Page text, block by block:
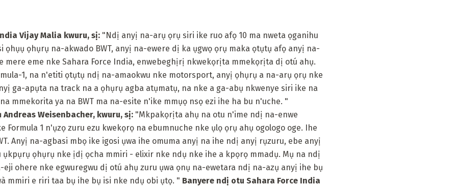
Vijay Malia kwuru, sị: "Ndị anyị na-arụ ọrụ siri ike ruo afọ 10 ma nweta ọganihu
ọhụụ ọhụrụ na-akwado BWT, anyị na-ewere dị ka ụgwọ ọrụ maka ọtụtụ afọ anyị na-
mere eme nke Sahara Force India, enwebeghịrị nkwekọrịta mmekọrịta dị otú ahụ.
1, na n'etiti ọtụtụ ndị na-amaokwu nke motorsport, anyị ọhụrụ a na-arụ ọrụ nke
ga-apụta na track na a ọhụrụ agba atụmatụ, na nke a ga-abụ nkwenye siri ike na
mmekorita ya na BWT ma na-esite n'ike mmụọ nsọ ezi ihe ha bu n'uche. "
Andreas Weisenbacher, kwuru, sị: "Mkpakọrịta ahụ na otu n'ime ndị na-enwe
Formula 1 n'ụzọ zuru ezu kwekọrọ na ebumnuche nke ụlọ ọrụ ahụ ogologo oge. Ihe
Anyị na-agbasi mbọ ike igosi ụwa ihe omuma anyị na ihe ndị anyị rụzuru, ebe anyị
ọhụrụ nke ịdị ọcha mmiri - elixir nke ndụ nke ihe a kpọrọ mmadụ. Mụ na ndị
ohere nke egwuregwu dị otú ahụ zuru ụwa ọnụ na-ewetara ndị na-azụ anyị ihe bụ
mmiri e riri taa bụ ihe bụ isi nke ndụ obi ụtọ. " Banyere ndị otu Sahara Force India